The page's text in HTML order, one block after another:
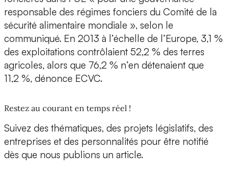
responsable des régimes fonciers du Comité de la
sécurité alimentaire mondiale », selon le
communiqué. En 2013 à l’échelle de l’Europe, 3,1 %
des exploitations contrôlaient 52,2 % des terres
agricoles, alors que 76,2 % n’en détenaient que
11,2 %, dénonce ECVC.
Restez au courant en temps réel !
Suivez des thématiques, des projets législatifs, des
entreprises et des personnalités pour être notifié
dès que nous publions un article.